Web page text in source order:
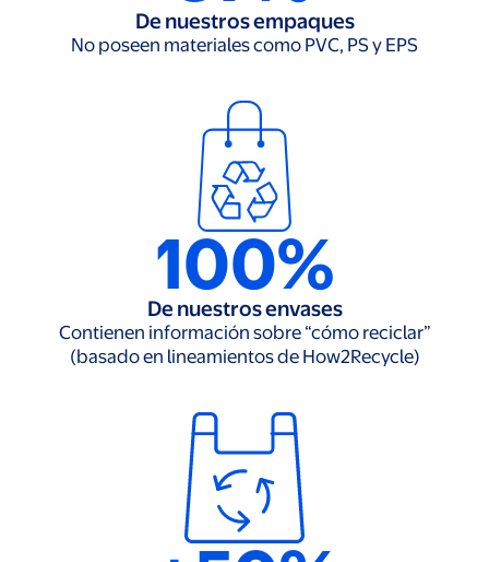
De nuestros empaques
No poseen materiales como PVC, PS y EPS
100%
De nuestros envases
Contienen información sobre “cómo reciclar”
(basado en lineamientos de How2Recycle)